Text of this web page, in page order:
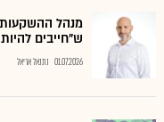
ש"חייבים
01.07.2026 נתנאל אריאל